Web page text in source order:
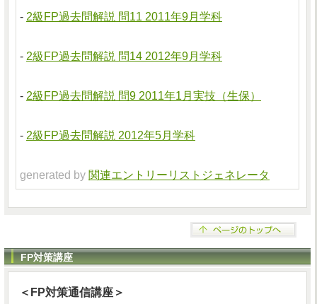
- 2級FP過去問解説 問11 2011年9月学科
- 2級FP過去問解説 問14 2012年9月学科
- 2級FP過去問解説 問9 2011年1月実技（生保）
- 2級FP過去問解説 2012年5月学科
generated by 関連エントリーリストジェネレータ
FP対策講座
＜FP対策通信講座＞